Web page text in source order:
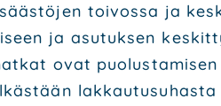
toi­vos­sa ja
ja asu­tuk­sen
ovat